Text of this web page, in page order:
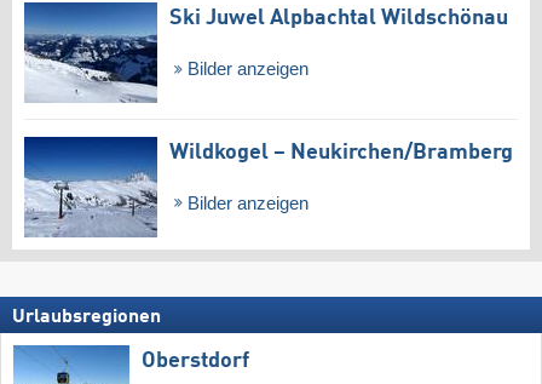
Ski Juwel Alpbachtal Wildschönau
Bilder anzeigen
Wildkogel – Neukirchen/​Bramberg
Bilder anzeigen
Urlaubsregionen
Oberstdorf